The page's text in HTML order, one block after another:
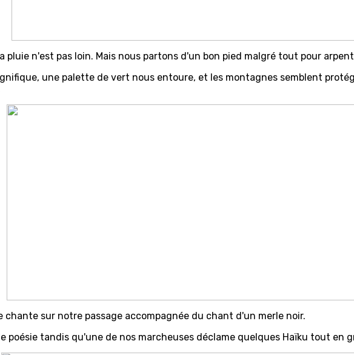
pluie n'est pas loin. Mais nous partons d'un bon pied malgré tout pour
une palette de vert nous entoure, et les montagnes semblent
chante sur notre passage accompagnée du chant d'un merle noir.
poésie tandis qu'une de nos marcheuses déclame quelques Haïku tout en